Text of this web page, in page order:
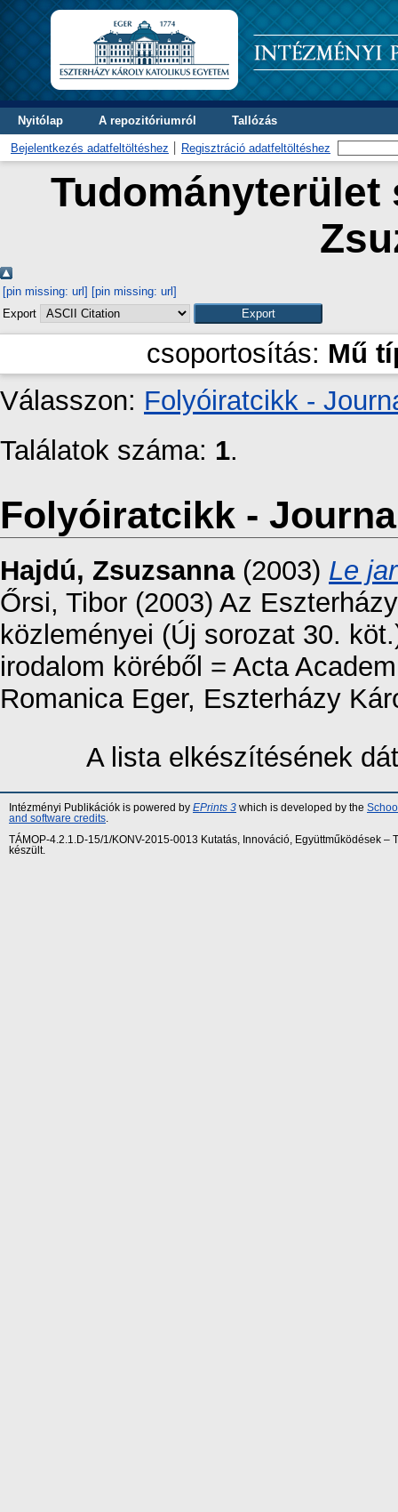
Nyitólap A repozitóriumról Tallózás
Bejelentkezés adatfeltöltéshez Regisztráció adatfeltöltéshez
[pin missing: url] [pin missing: url]
Export
csoportosítás: Mű
Válasszon: Folyóiratcikk -
Találatok száma: 1.
Folyóiratcikk -
Hajdú, Zsuzsanna(2003) Le
Őrsi, Tibor (2003) Az
közleményei (Új sorozat 30.
irodalom köréből = Acta
Romanica Eger, Eszterházy
A lista elkészítésének
Intézményi Publikációk is powered by EPrints 3 which is developed by the
and software credits
TÁMOP-4.2.1.D-15/1/KONV-2015-0013 Kutatás, Innováció, Együttműködések
készült.